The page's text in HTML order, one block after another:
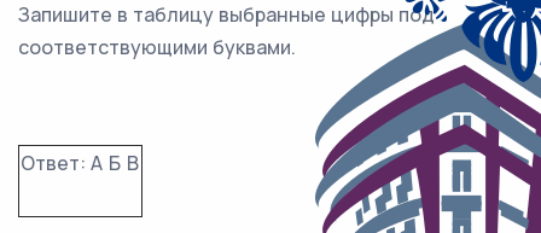
Запишите в таблицу выбранные цифры под
соответствующими буквами.
Ответ: А Б В